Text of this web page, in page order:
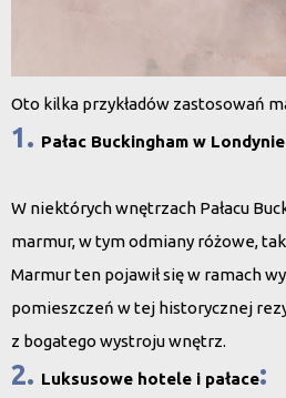
Oto kilka przykładów zastosowań
1. Pałac Buckingham w
W niektórych wnętrzach Pałacu
marmur, w tym odmiany różowe,
Marmur ten pojawił się w ramach
pomieszczeń w tej historycznej
z bogatego wystroju wnętrz.
2. Luksusowe hotele i pałace: